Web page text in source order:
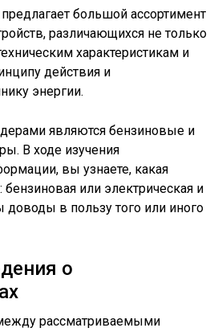
большой ассортимент
различающихся не только
характеристикам и
действия и
энергии.
являются бензиновые и
В ходе изучения
вы узнаете, какая
или электрическая и
доводы в пользу того или иного
о
рассматриваемыми